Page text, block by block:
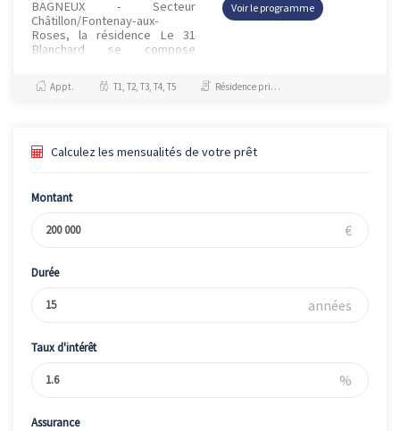
BAGNEUX - Secteur
Châtillon/Fontenay-aux-
Roses, la résidence Le 31
Blanchard se compose
pièces et dispose
d’opportunités en ACCESSION
Voir le programme
Appt. T1, T2, T3, T4, T5 Résidence principale / PTZ
Calculez les mensualités de votre prêt
Montant
€
Durée
années
Taux d'intérêt
%
Assurance